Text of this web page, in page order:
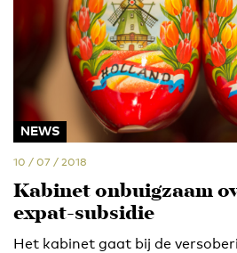
NEWS
10 / 07 / 2018
Kabinet onbuigzaam
expat-subsidie
Het kabinet gaat bij de